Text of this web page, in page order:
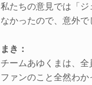
私たちの意見では「
なかったので、意外で
まき：
チームあゆくまは、
ファンのこと全然わ